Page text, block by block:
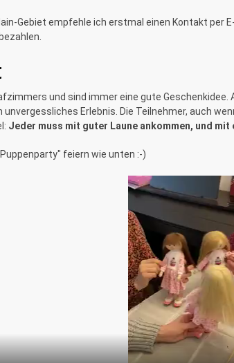
Gebiet empfehle ich erstmal einen Kontakt per
und sind immer eine gute
Erlebnis. Die Teilnehmer, auch
Jeder muss mit guter Laune ankommen, und
feiern wie unten :-)